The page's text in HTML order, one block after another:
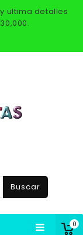
ultima detalles
0
Buscar